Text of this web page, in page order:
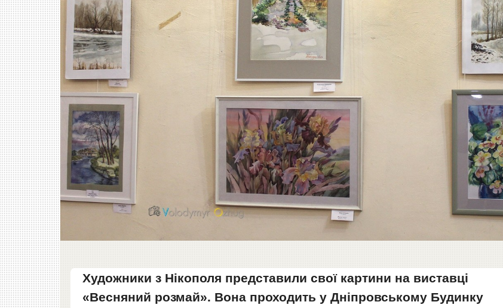
Художники з Нікополя представили свої картини на виставці
«Весняний розмай». Вона проходить у Дніпровському Будинку